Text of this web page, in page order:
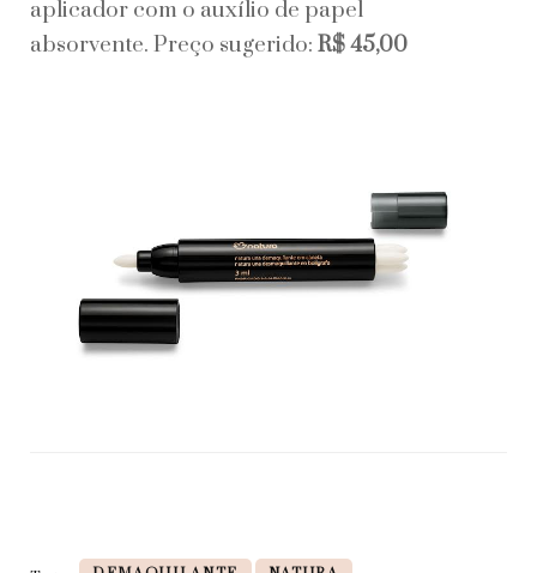
aplicador com o auxílio de papel
absorvente. Preço sugerido: R$ 45,00